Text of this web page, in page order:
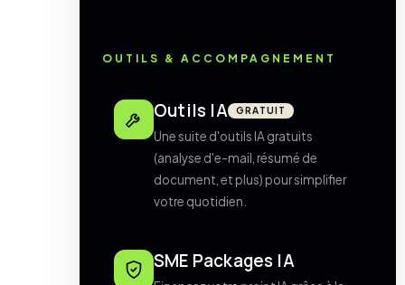
OUTILS & ACCOMPAGNEMENT
Outils IA GRATUIT
Une suite d'outils IA gratuits
(analyse d'e-mail, résumé de
document, et plus) pour simplifier
votre quotidien.
SME Packages IA